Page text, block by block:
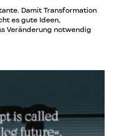
Damit Transformation
es gute Ideen,
Veränderung notwendig